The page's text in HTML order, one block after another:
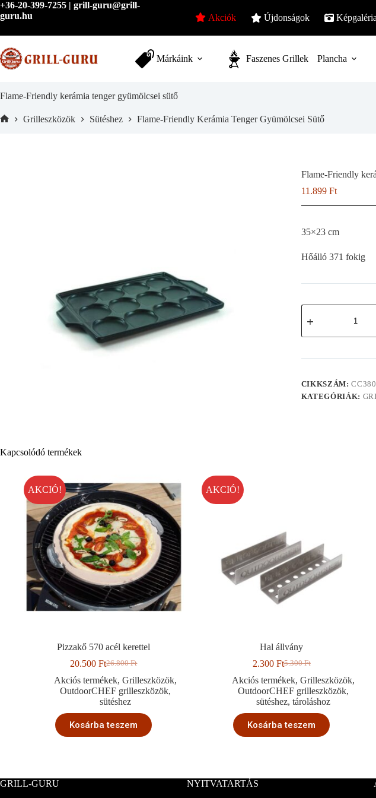
Skip
to
+36-20-399-7255 | grill-guru@grill-
guru.hu
Akciók Újdonságok Képgaléria
Márkáink Faszenes Grillek Plancha
Flame-Friendly kerámia tenger gyümölcsei sütő
Grilleszközök Sütéshez Flame-Friendly Kerámia Tenger Gyümölcsei Sütő
Flame-Friendly
11.899 Ft
35×23 cm
Hőálló 371 fokig
Flame-
Friendly
tenger
sütő
CIKKSZÁM:
KATEGÓRIÁK:
Kapcsolódó termékek
AKCIÓ!
Pizzakő 570 acél kerettel
26.800Ft
Original
price
was:
26.800 Ft.
20.500FtCurrent
price
is:
20.500 Ft.
Akciós termékek,Grilleszközök,
OutdoorCHEF grilleszközök,
sütéshez
Kosárba teszem
AKCIÓ!
Hal állvány
5.300Ft
Original
price
was:
5.300 Ft.
2.300 FtCurrent
price
is:
2.300 Ft.
Akciós termékek,Grilleszközök,
OutdoorCHEF grilleszközök,
sütéshez,tároláshoz
Kosárba teszem
GRILL-GURU NYITVATARTÁS